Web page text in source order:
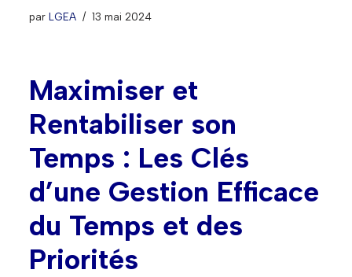
parLGEA 13 mai 2024
Maximiser et
Rentabiliser son
Temps : Les Clés
d’une Gestion Efficace
du Temps et des
Priorités